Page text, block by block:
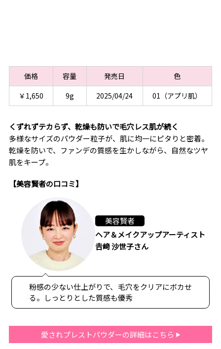
価格 容量 発売日
色
￥1,650
9g 2025/04/24 01（アプリ肌）
くずれずテカらず、乾燥も防いで毛穴レス肌が続く
多様なサイズのパウダー粒子が、肌に均一にピタりと密着。
乾燥を防いで、ファンデの質感を生かしながら、自然なツヤ
肌をキープ。
【美容賢者の口コミ】
美容賢者
ヘア＆メイクアップアーティスト
𠮷﨑 沙世子さん
粉感の少ない仕上がりで、毛穴をクリアにボカせ
る。しっとりとした質感も優秀
愛されプレストパウダーの詳細はこちら